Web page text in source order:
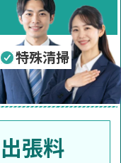
特殊清掃
出張料